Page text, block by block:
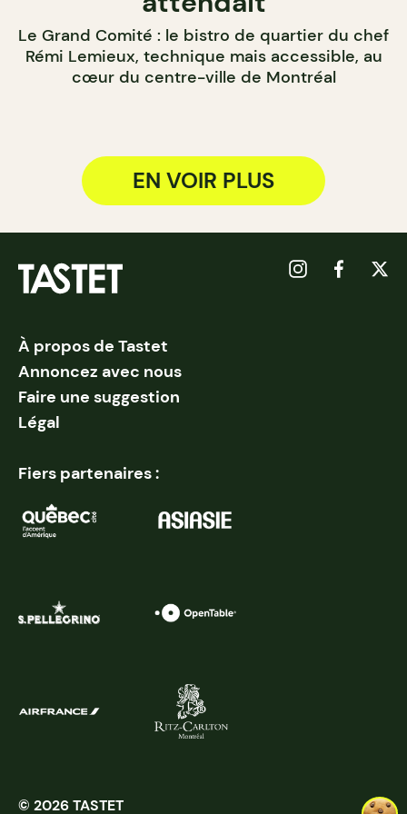
Le Grand Comité : le bistro de quartier du chef
Rémi Lemieux, technique mais accessible, au
cœur du centre-ville de Montréal
EN VOIR PLUS
À propos de Tastet
Annoncez avec nous
Faire une suggestion
Légal
Fiers partenaires :
© 2026 TASTET